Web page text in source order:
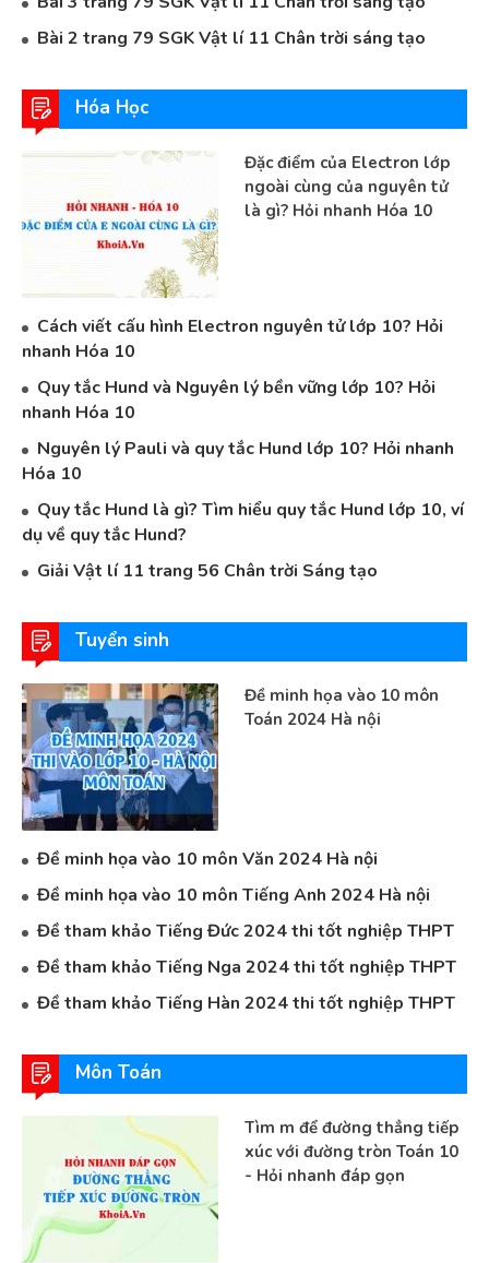
Bài 2 trang 79 SGK Vật lí 11 Chân trời sáng tạo
Hóa Học
Đặc điểm của Electron lớp
ngoài cùng của nguyên tử
là gì? Hỏi nhanh Hóa 10
Cách viết cấu hình Electron nguyên tử lớp 10? Hỏi
nhanh Hóa 10
Quy tắc Hund và Nguyên lý bền vững lớp 10? Hỏi
nhanh Hóa 10
Nguyên lý Pauli và quy tắc Hund lớp 10? Hỏi nhanh
Hóa 10
Quy tắc Hund là gì? Tìm hiểu quy tắc Hund lớp 10, ví
dụ về quy tắc Hund?
Giải Vật lí 11 trang 56 Chân trời Sáng tạo
Tuyển sinh
Đề minh họa vào 10 môn
Toán 2024 Hà nội
Đề minh họa vào 10 môn Văn 2024 Hà nội
Đề minh họa vào 10 môn Tiếng Anh 2024 Hà nội
Đề tham khảo Tiếng Đức 2024 thi tốt nghiệp THPT
Đề tham khảo Tiếng Nga 2024 thi tốt nghiệp THPT
Đề tham khảo Tiếng Hàn 2024 thi tốt nghiệp THPT
Môn Toán
Tìm m để đường thẳng tiếp
xúc với đường tròn Toán 10
- Hỏi nhanh đáp gọn